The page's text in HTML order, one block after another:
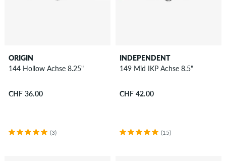
ORIGIN
144 Hollow Achse 8.25"
CHF 36.00
(3)
INDEPENDENT
149 Mid IKP Achse 8.5"
CHF 42.00
(15)